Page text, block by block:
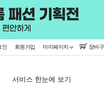
인 회원가입 마이페이지 장바
서비스 한눈에 보기